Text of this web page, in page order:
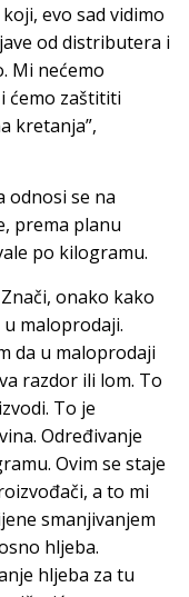
evo sad vidimo
od distributera i
Mi nećemo
ćemo zaštititi
kretanja”,
odnosi se na
prema planu
po kilogramu.
onako kako
maloprodaji.
da u maloprodaji
razdor ili lom. To
To je
Određivanje
Ovim se staje
a to mi
smanjivanjem
hljeba.
hljeba za tu